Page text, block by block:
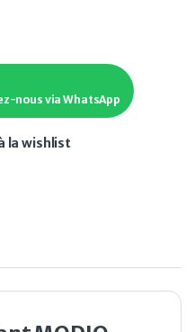
dual cards sim 128 Go 7
nous via WhatsApp
la wishlist